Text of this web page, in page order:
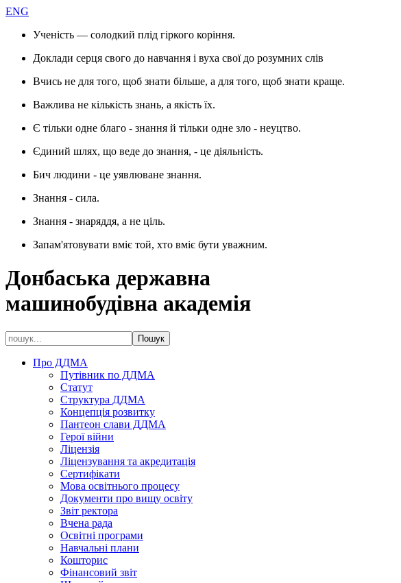
ENG
Ученість — солодкий плід гіркого коріння.
Доклади серця свого до навчання і вуха свої до розумних слів
Вчись не для того, щоб знати більше, а для того, щоб знати краще.
Важлива не кількість знань, а якість їх.
Є тільки одне благо - знання й тільки одне зло - неуцтво.
Єдиний шлях, що веде до знання, - це діяльність.
Бич людини - це уявлюване знання.
Знання - сила.
Знання - знаряддя, а не ціль.
Запам'ятовувати вміє той, хто вміє бути уважним.
Донбаська державна
машинобудівна академія
Про ДДМА
Путівник по ДДМА
Статут
Структура ДДМА
Концепція розвитку
Пантеон слави ДДМА
Герої війни
Ліцензія
Ліцензування та акредитація
Сертифікати
Мова освітнього процесу
Документи про вищу освіту
Звіт ректора
Вчена рада
Освітні програми
Навчальні плани
Кошторис
Фінансовий звіт